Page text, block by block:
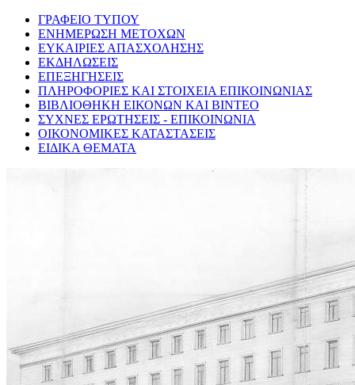
ΓΡΑΦΕΙΟ ΤΥΠΟΥ
ΕΝΗΜΕΡΩΣΗ ΜΕΤΟΧΩΝ
ΕΥΚΑΙΡΙΕΣ ΑΠΑΣΧΟΛΗΣΗΣ
ΕΚΔΗΛΩΣΕΙΣ
ΕΠΕΞΗΓΗΣΕΙΣ
ΠΛΗΡΟΦΟΡΙΕΣ ΚΑΙ ΣΤΟΙΧΕΙΑ ΕΠΙΚΟΙΝΩΝΙΑΣ
ΒΙΒΛΙΟΘΗΚΗ ΕΙΚΟΝΩΝ ΚΑΙ ΒΙΝΤΕΟ
ΣΥΧΝΕΣ ΕΡΩΤΗΣΕΙΣ - ΕΠΙΚΟΙΝΩΝΙΑ
ΟΙΚΟΝΟΜΙΚΕΣ ΚΑΤΑΣΤΑΣΕΙΣ
ΕΙΔΙΚΑ ΘΕΜΑΤΑ